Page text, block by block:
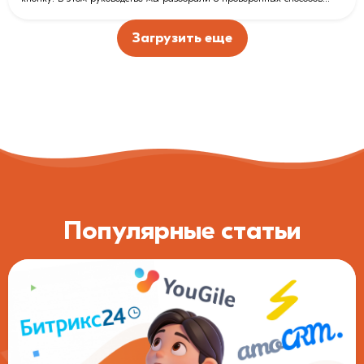
рекламу. Вы научитесь оформлять первый экран, формулировать
безотказные CTA и проводить A/B-тесты. А главное — узнаете, как
заменить пугающие формы захвата на современные диалоговые
Загрузить еще
Популярные статьи